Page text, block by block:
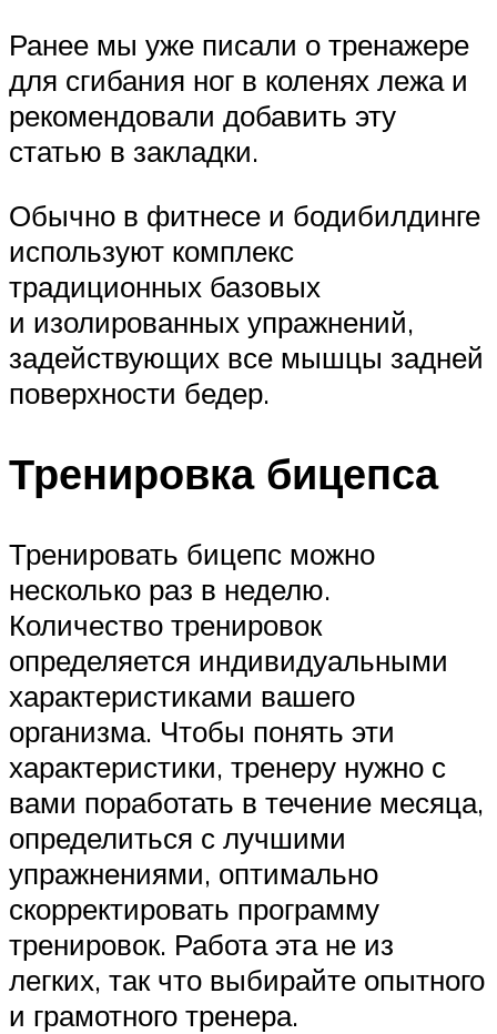
Ранее мы уже писали о тренажере
для сгибания ног в коленях лежа и
рекомендовали добавить эту
статью в закладки.
Обычно в фитнесе и бодибилдинге
используют комплекс
традиционных базовых
и изолированных упражнений,
задействующих все мышцы задней
поверхности бедер.
Тренировка бицепса
Тренировать бицепс можно
несколько раз в неделю.
Количество тренировок
определяется индивидуальными
характеристиками вашего
организма. Чтобы понять эти
характеристики, тренеру нужно с
вами поработать в течение месяца,
определиться с лучшими
упражнениями, оптимально
скорректировать программу
тренировок. Работа эта не из
легких, так что выбирайте опытного
и грамотного тренера.